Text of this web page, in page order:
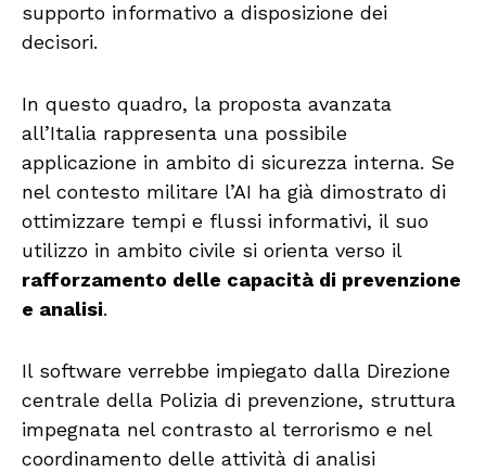
supporto informativo a disposizione dei
decisori.
In questo quadro, la proposta avanzata
all’Italia rappresenta una possibile
applicazione in ambito di sicurezza interna. Se
nel contesto militare l’AI ha già dimostrato di
ottimizzare tempi e flussi informativi, il suo
utilizzo in ambito civile si orienta verso il
rafforzamento delle capacità di prevenzione
e analisi.
Il software verrebbe impiegato dalla Direzione
centrale della Polizia di prevenzione, struttura
impegnata nel contrasto al terrorismo e nel
coordinamento delle attività di analisi